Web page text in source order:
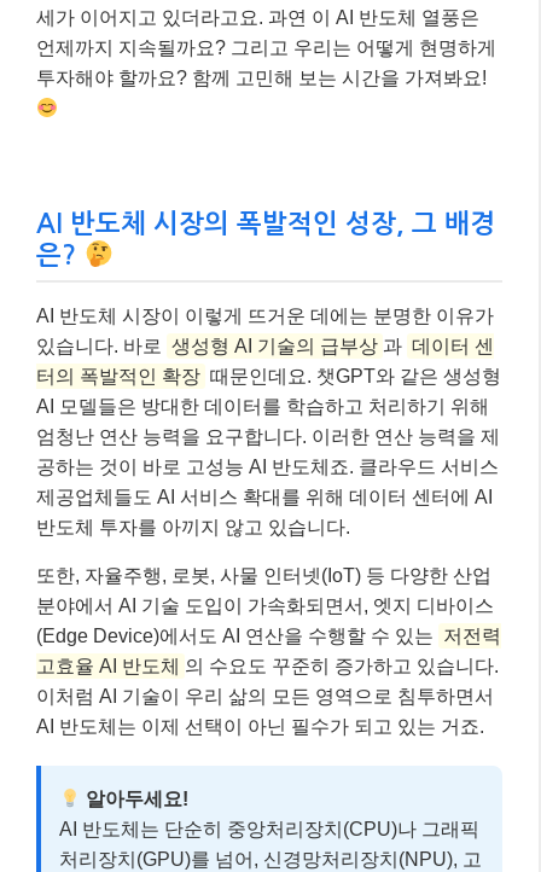
세가 이어지고 있더라고요. 과연 이 AI 반도체 열풍은
언제까지 지속될까요? 그리고 우리는 어떻게 현명하게
투자해야 할까요? 함께 고민해 보는 시간을 가져봐요!
AI 반도체 시장의 폭발적인 성장, 그 배경
은?
AI 반도체 시장이 이렇게 뜨거운 데에는 분명한 이유가
있습니다. 바로 생성형 AI 기술의 급부상 과 데이터 센
터의 폭발적인 확장 때문인데요. 챗GPT와 같은 생성형
AI 모델들은 방대한 데이터를 학습하고 처리하기 위해
엄청난 연산 능력을 요구합니다. 이러한 연산 능력을 제
공하는 것이 바로 고성능 AI 반도체죠. 클라우드 서비스
제공업체들도 AI 서비스 확대를 위해 데이터 센터에 AI
반도체 투자를 아끼지 않고 있습니다.
또한, 자율주행, 로봇, 사물 인터넷(IoT) 등 다양한 산업
분야에서 AI 기술 도입이 가속화되면서, 엣지 디바이스
(Edge Device)에서도 AI 연산을 수행할 수 있는 저전력
고효율 AI 반도체 의 수요도 꾸준히 증가하고 있습니다.
이처럼 AI 기술이 우리 삶의 모든 영역으로 침투하면서
AI 반도체는 이제 선택이 아닌 필수가 되고 있는 거죠.
알아두세요!
AI 반도체는 단순히 중앙처리장치(CPU)나 그래픽
처리장치(GPU)를 넘어, 신경망처리장치(NPU), 고